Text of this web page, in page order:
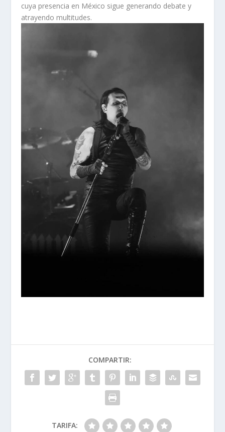
cuya presencia en México sigue generando debate y
atrayendo multitudes.
COMPARTIR:
TARIFA: